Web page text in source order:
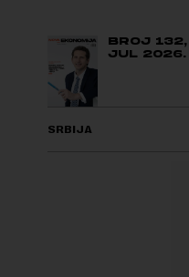
BROJ 132,
JUL 2026.
SRBIJA